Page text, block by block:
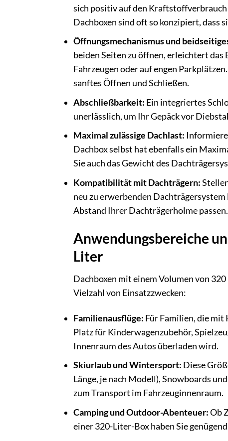
sich positiv auf den
Dachboxen sind oft so konzipiert, dass
Öffnungsmechanismus und
beiden Seiten zu öffnen, erleichtert
Fahrzeugen oder auf engen
sanftes Öffnen und Schließen.
Abschließbarkeit: Ein integriertes
unerlässlich, um Ihr Gepäck vor
Maximal zulässige Dachlast:
Dachbox selbst hat ebenfalls ein
Sie auch das Gewicht des
Kompatibilität mit Dachträgern:
neu zu erwerbenden
Abstand Ihrer Dachträgerholme passen.
Anwendungsbereiche
Liter
Dachboxen mit einem Volumen von
Vielzahl von Einsatzzwecken:
Familienausflüge: Für Familien, die mit
Platz für Kinderwagenzubehör,
Innenraum des Autos überladen wird.
Skiurlaub und Wintersport: Diese
Länge, je nach Modell), Snowboards
zum Transport im Fahrzeuginnenraum.
Camping und Outdoor-Abenteuer:Ob
einer 320-Liter-Box haben Sie